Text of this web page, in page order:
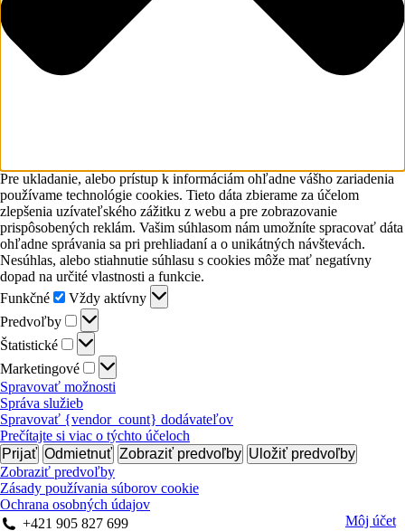
Pre ukladanie, alebo prístup k informáciám ohľadne vášho zariadenia
používame technológie cookies. Tieto dáta zbierame za účelom
zlepšenia uzívateľského zážitku z webu a pre zobrazovanie
prispôsobených reklám. Vašim súhlasom nám umožníte spracovať dáta
ohľadne správania sa pri prehliadaní a o unikátných návštevách.
Nesúhlas, alebo stiahnutie súhlasu s cookies môže mať negatívny
dopad na určité vlastnosti a funkcie.
Funkčné
Funkčné
Vždy aktívny
Predvoľby
Predvoľby
Štatistické
Štatistické
Marketingové
Marketingové
Spravovať možnosti
Správa služieb
Spravovať {vendor_count} dodávateľov
Prečítajte si viac o týchto účeloch
Prijať Odmietnuť Zobraziť predvoľby Uložiť predvoľby
Zobraziť predvoľby
Zásady používania súborov cookie
Ochrana osobných údajov
+421 905 827 699
Môj účet